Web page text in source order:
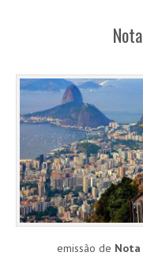
emissão de Nota